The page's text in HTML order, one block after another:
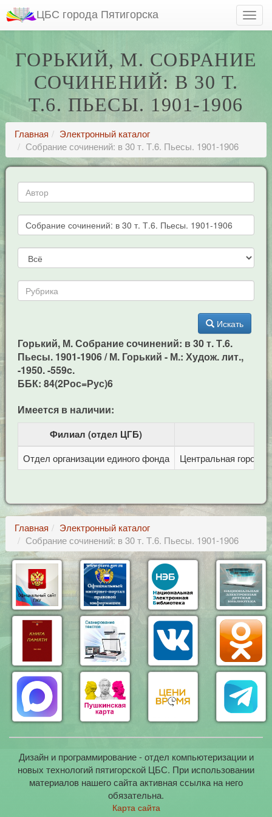
ЦБС города Пятигорска
ГОРЬКИЙ, М. СОБРАНИЕ
СОЧИНЕНИЙ: В 30 Т.
Т.6. ПЬЕСЫ. 1901-1906
Главная
Электронный каталог
Собрание сочинений: в 30 т. Т.6. Пьесы. 1901-1906
Искать
Горький, М. Собрание сочинений: в 30 т. Т.6.
Пьесы. 1901-1906 / М. Горький - М.: Худож. лит.,
-1950. -559c.
ББК: 84(2Рос=Рус)6
Имеется в наличии:
Филиал (отдел ЦГБ)
Отдел организации единого фонда Центральная
Главная
Электронный каталог
Собрание сочинений: в 30 т. Т.6. Пьесы. 1901-1906
Дизайн и программирование - отдел компьютеризации и
новых технологий пятигорской ЦБС. При использовании
материалов нашего сайта активная ссылка на него
обязательна.
Карта сайта